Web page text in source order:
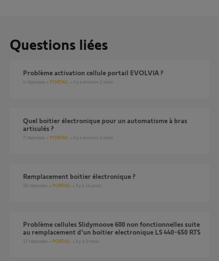
Questions liées
Problème activation cellule portail EVOLVIA ?
4 réponses PORTAIL il y a environ 2 mois
Quel boitier électronique pour un automatisme à bras
articulés ?
7 réponses PORTAIL il y a environ 2 mois
remplacement boitier électronique ?
10 réponses PORTAIL il y a 14 jours
Problème cellules Slidymoove 600 non fonctionnelles suite
au remplacement d'un boitier electronique LS 440-650 RTS
17 réponses PORTAIL il y a 3 mois